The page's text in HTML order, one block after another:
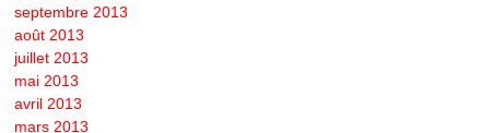
septembre 2013
août 2013
juillet 2013
mai 2013
avril 2013
mars 2013